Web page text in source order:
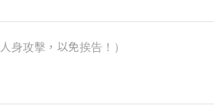
身攻擊，以免挨告！）